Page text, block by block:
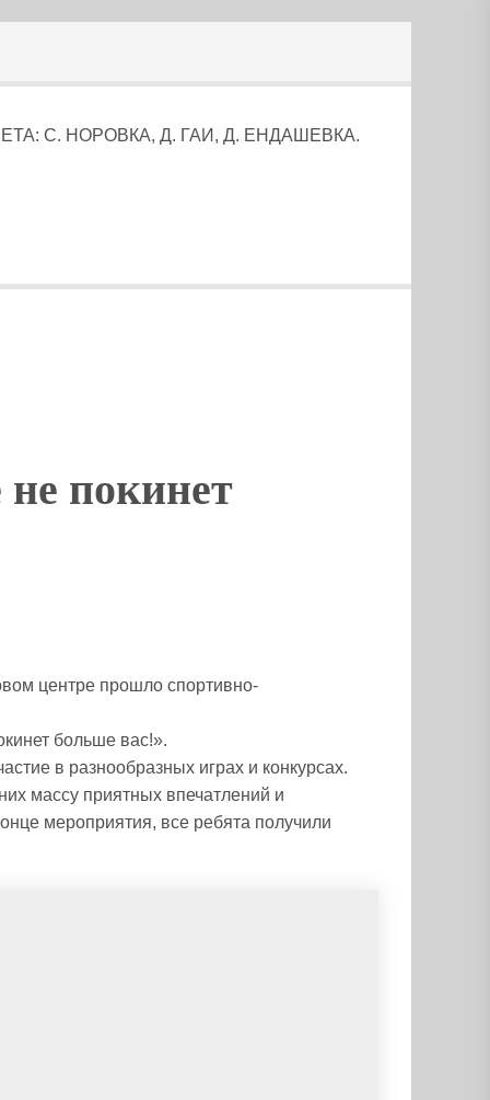
С. НОРОВКА, Д. ГАИ, Д. ЕНДАШЕВКА.
покинет
центре прошло спортивно-
больше вас!».
в разнообразных играх и конкурсах.
массу приятных впечатлений и
мероприятия, все ребята получили